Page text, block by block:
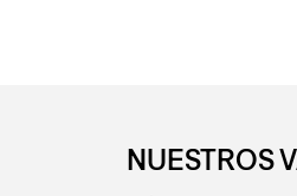
NUESTROS